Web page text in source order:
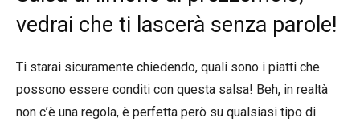
vedrai che ti lascerà senza parole!
Ti starai sicuramente chiedendo, quali sono i piatti che
possono essere conditi con questa salsa! Beh, in realtà
non c’è una regola, è perfetta però su qualsiasi tipo di